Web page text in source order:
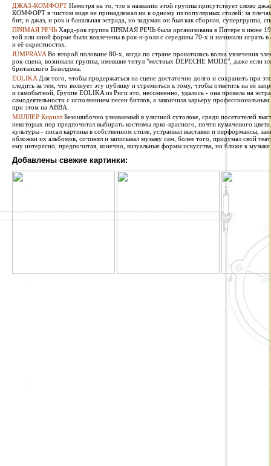
ДЖАЗ-КОМФОРТ Немотря на то, что в названии этой группы присутствует слово
КОМФОРТ в чистом виде не принадлежал ни к одному из популярных стилей: за
бит, и джаз, и рок и банальная эстрада, но задуман он был как сборная, супергруппа,
ПРЯМАЯ РЕЧЬ Хард-рок группа ПРЯМАЯ РЕЧЬ была организована в Питере в июне
той или иной форме были вовлечены в рок-н-ролл с середины 70-х и начинали играть
и её окрестностях.
JUMPRAVA Во второй половине 80-х, когда по стране прокатилась волна увлечения
рок-сцена, возникали группы, имевшие титул "местных DEPECHE MODE", даже если
британского Бэзилдона.
EOLIKA Для того, чтобы продержаться на сцене достаточно долго и сохранить при
следить за тем, что волнует эту публику и стремиться к тому, чтобы ответить на её
и самобытной, Группе EOLIKA из Риги это, несомненно, удалось - она провела на
самодеятельности с исполнением песен битлов, а закончила карьеру
при этом на ABBA.
МИЛЛЕР Кирилл Безошибочно узнаваемый в уличной сутолоке, среди посетителей
некоторых пор предпочитал выбирать костюмы ярко-красного, почти кумачового
культуры - писал картины в собственном стиле, устраивал выставки и перформансы,
обложки их альбомов, сочинял и записывал музыку сам, более того, придумал свой
ему интересно, предпочитая, конечно, визуальные формы искусства, но ближе к музыке.
Добавлены свежие картинки: